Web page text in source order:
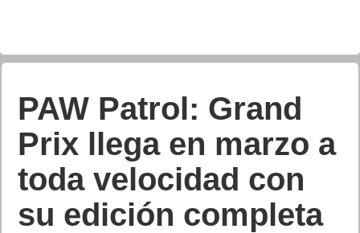
PAW Patrol: Grand
Prix llega en marzo a
toda velocidad con
su edición completa